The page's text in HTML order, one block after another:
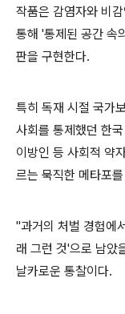
작품은 감염자와 비
통해 '통제된 공간 속
판을 구현한다.
특히 독재 시절 국가
사회를 통제했던 한
이방인 등 사회적 약
르는 묵직한 메타포
"과거의 처벌 경험에
래 그런 것'으로 남았
날카로운 통찰이다.